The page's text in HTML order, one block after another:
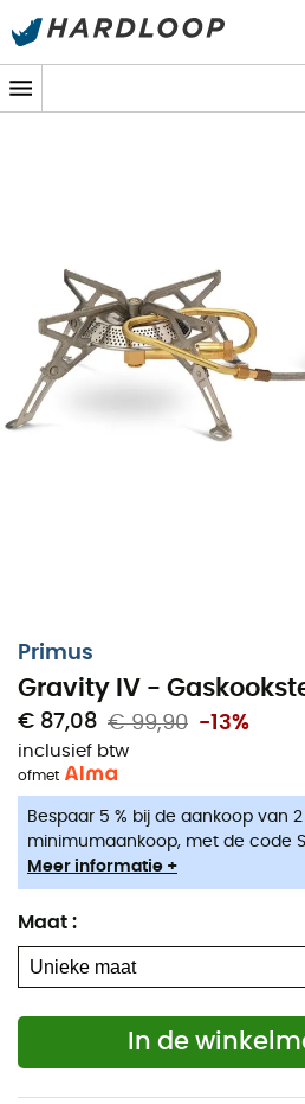
Zomeraanbiedingen 🔥 -5%
Primus
Gravity IV -
€ 87,08 € 99,90 -13%
inclusief btw
ofmet
Bespaar 5 % bij de aankoop van
minimumaankoop, met de code
Meer informatie +
Maat :
In de